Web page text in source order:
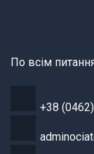
По всім
+38